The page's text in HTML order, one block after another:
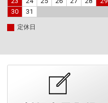
30
31
定休日